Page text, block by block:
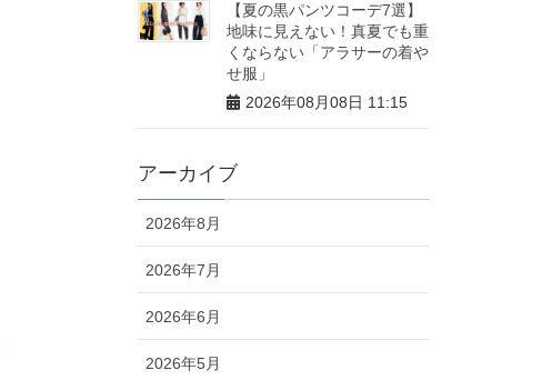
【夏の黒パンツコーデ7選】
地味に見えない！真夏でも重
くならない「アラサーの着や
せ服」
2026年08月08日 11:15
アーカイブ
2026年8月
2026年7月
2026年6月
2026年5月